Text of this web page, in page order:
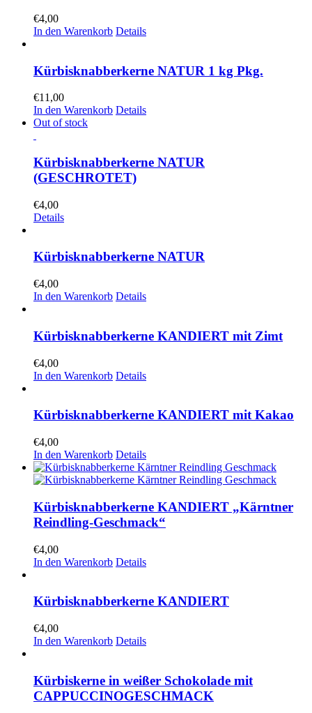
€4,00
In den Warenkorb Details
Kürbisknabberkerne NATUR 1 kg Pkg.
€11,00
In den Warenkorb Details
Out of stock
Kürbisknabberkerne NATUR
(GESCHROTET)
€4,00
Details
Kürbisknabberkerne NATUR
€4,00
In den Warenkorb Details
Kürbisknabberkerne KANDIERT mit Zimt
€4,00
In den Warenkorb Details
Kürbisknabberkerne KANDIERT mit Kakao
€4,00
In den Warenkorb Details
Kürbisknabberkerne KANDIERT „Kärntner
Reindling-Geschmack“
€4,00
In den Warenkorb Details
Kürbisknabberkerne KANDIERT
€4,00
In den Warenkorb Details
Kürbiskerne in weißer Schokolade mit
CAPPUCCINOGESCHMACK